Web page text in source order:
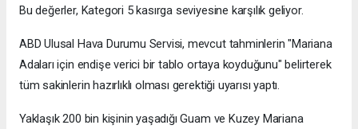
Bu değerler, Kategori 5 kasırga seviyesine karşılık geliyor.
ABD Ulusal Hava Durumu Servisi, mevcut tahminlerin "Mariana
Adaları için endişe verici bir tablo ortaya koyduğunu" belirterek
tüm sakinlerin hazırlıklı olması gerektiği uyarısı yaptı.
Yaklaşık 200 bin kişinin yaşadığı Guam ve Kuzey Mariana